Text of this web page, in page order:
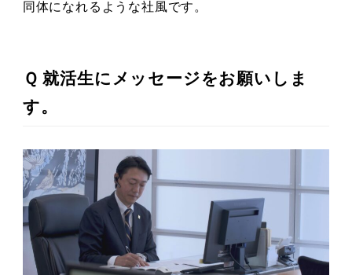
同体になれるような社風です。
Ｑ 就活生にメッセージをお願いしま
す。